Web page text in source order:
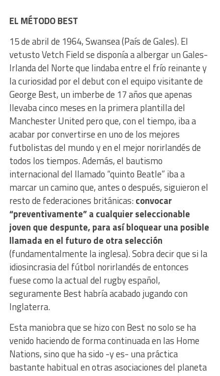
EL MÉTODO BEST
15 de abril de 1964, Swansea (País de Gales). El
vetusto Vetch Field se disponía a albergar un Gales-
Irlanda del Norte que lindaba entre el frío reinante y
la curiosidad por el debut con el equipo visitante de
George Best, un imberbe de 17 años que apenas
llevaba cinco meses en la primera plantilla del
Manchester United pero que, con el tiempo, iba a
acabar por convertirse en uno de los mejores
futbolistas del mundo y en el mejor norirlandés de
todos los tiempos. Además, el bautismo
internacional del llamado “quinto Beatle” iba a
marcar un camino que, antes o después, siguieron el
resto de federaciones británicas:convocar
“preventivamente” a cualquier seleccionable
joven que despunte, para así bloquear una posible
llamada en el futuro de otra selección
(fundamentalmente la inglesa). Sobra decir que si la
idiosincrasia del fútbol norirlandés de entonces
fuese como la actual del rugby español,
seguramente Best habría acabado jugando con
Inglaterra.
Esta maniobra que se hizo con Best no solo se ha
venido haciendo de forma continuada en las Home
Nations, sino que ha sido -y es- una práctica
bastante habitual en otras asociaciones del planeta